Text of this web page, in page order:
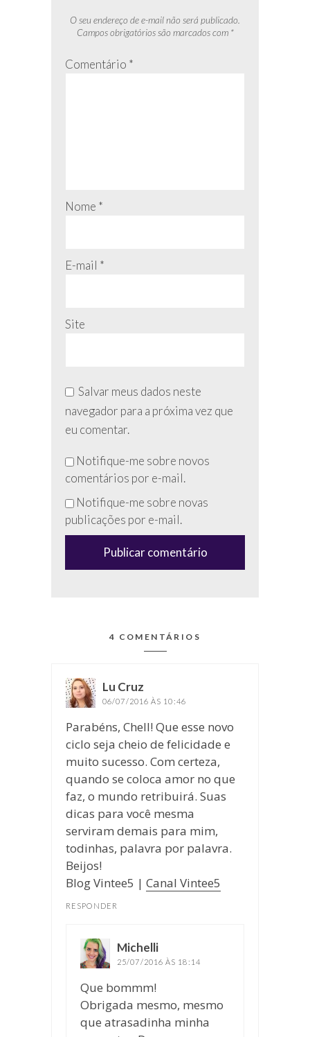
O seu endereço de e-mail não será publicado.
Campos obrigatórios são marcados com *
Comentário *
Nome *
E-mail *
Site
Salvar meus dados neste
navegador para a próxima vez que
eu comentar.
Não
preencha
esse
campo
(anti-
Notifique-me sobre novos
comentários por e-mail.
Notifique-me sobre novas
publicações por e-mail.
4 COMENTÁRIOS
Lu Cruz
06/07/2016 ÀS 10:46
Parabéns, Chell! Que esse novo
ciclo seja cheio de felicidade e
muito sucesso. Com certeza,
quando se coloca amor no que
faz, o mundo retribuirá. Suas
dicas para você mesma
serviram demais para mim,
todinhas, palavra por palavra.
Beijos!
Blog Vintee5 | Canal Vintee5
RESPONDER
Michelli
25/07/2016 ÀS 18:14
Que bommm!
Obrigada mesmo, mesmo
que atrasadinha minha